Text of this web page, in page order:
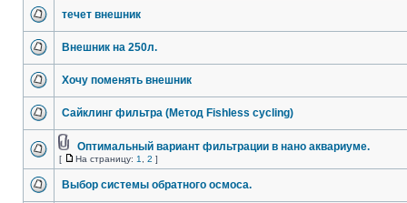
течет внешник
Внешник на 250л.
Хочу поменять внешник
Cайклинг фильтра (Метод Fishless cycling)
Оптимальный вариант фильтрации в нано аквариуме.
[ На страницу: 1 2 ]
Выбор системы обратного осмоса.